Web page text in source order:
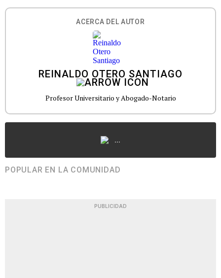
ACERCA DEL AUTOR
REINALDO OTERO SANTIAGO
Profesor Universitario y Abogado-Notario
...
POPULAR EN LA COMUNIDAD
PUBLICIDAD